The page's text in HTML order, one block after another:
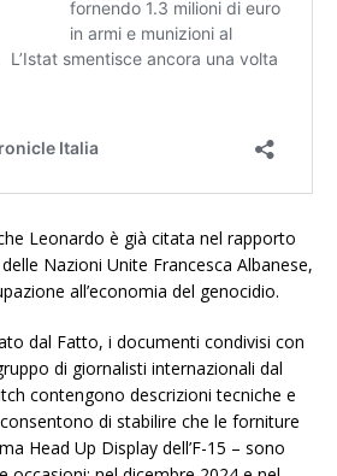
Leonardo è già citata nel rapporto
Nazioni Unite Francesca Albanese,
all’economia del genocidio.
dal Fatto, i documenti condivisi con
di giornalisti internazionali dal
contengono descrizioni tecniche e
di stabilire che le forniture
Head Up Display dell’F-15 – sono